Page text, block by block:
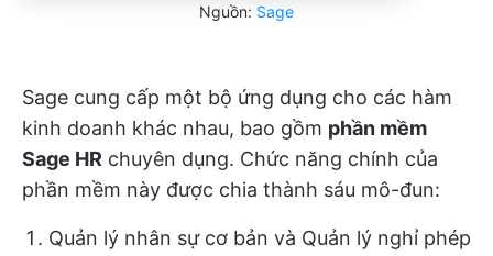
Nguồn: Sage
Sage cung cấp một bộ ứng dụng cho các hàm
kinh doanh khác nhau, bao gồm phần mềm
Sage HR chuyên dụng. Chức năng chính của
phần mềm này được chia thành sáu mô-đun:
Quản lý nhân sự cơ bản và Quản lý nghỉ phép